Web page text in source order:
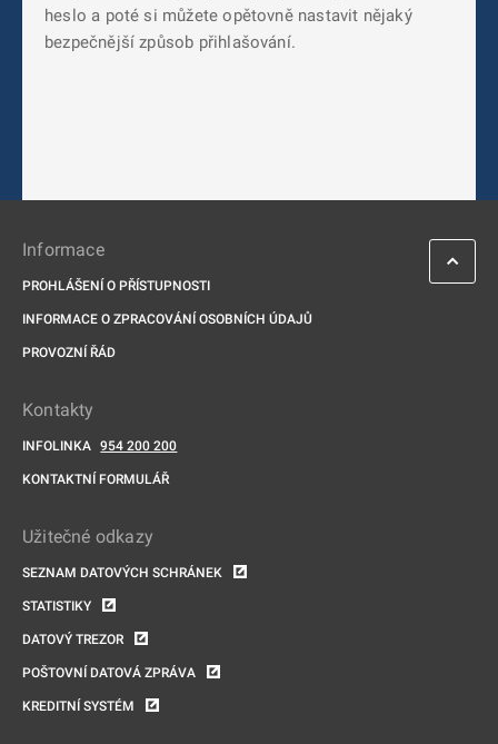
heslo a poté si můžete opětovně nastavit nějaký
bezpečnější způsob přihlašování.
Informace
PROHLÁŠENÍ O PŘÍSTUPNOSTI
INFORMACE O ZPRACOVÁNÍ OSOBNÍCH ÚDAJŮ
PROVOZNÍ ŘÁD
Kontakty
INFOLINKA 954 200 200
KONTAKTNÍ FORMULÁŘ
Užitečné odkazy
SEZNAM DATOVÝCH SCHRÁNEK
STATISTIKY
DATOVÝ TREZOR
POŠTOVNÍ DATOVÁ ZPRÁVA
KREDITNÍ SYSTÉM